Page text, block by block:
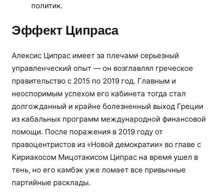
политик.
Эффект Ципраса
Алексис Ципрас имеет за плечами серьезный
управленческий опыт — он возглавлял греческое
правительство с 2015 по 2019 год. Главным и
неоспоримым успехом его кабинета тогда стал
долгожданный и крайне болезненный выход Греции
из кабальных программ международной финансовой
помощи. После поражения в 2019 году от
правоцентристов из «Новой демократии» во главе с
Кириакосом Мицотакисом Ципрас на время ушел в
тень, но его камбэк уже ломает все привычные
партийные расклады.